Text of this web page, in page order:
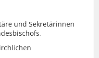
und Sekretärinnen